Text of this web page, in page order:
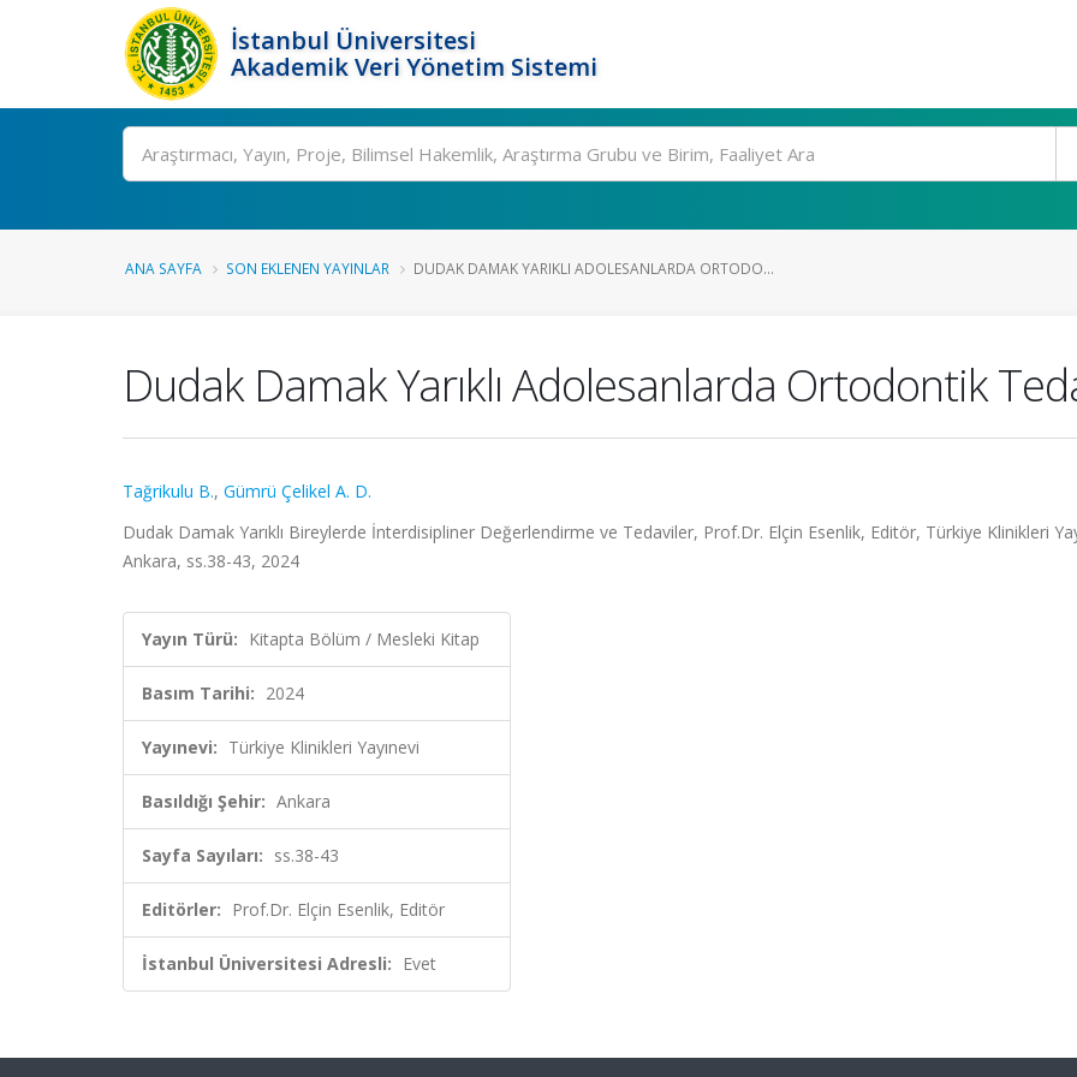
İstanbul Üniversitesi
Akademik Veri Yönetim Sistemi
Ara
ANA SAYFA SON EKLENEN YAYINLAR DUDAK DAMAK YARIKLI ADOLESANLARDA ORTODO...
Dudak Damak Yarıklı Adolesanlarda Ortodontik
Tağrikulu B., Gümrü Çelikel A. D.
Dudak Damak Yarıklı Bireylerde İnterdisipliner Değerlendirme ve Tedaviler, Prof.Dr. Elçin Esenlik, Editör, Türkiye Klinikleri
Ankara, ss.38-43, 2024
Yayın Türü: Kitapta Bölüm / Mesleki Kitap
Basım Tarihi: 2024
Yayınevi: Türkiye Klinikleri Yayınevi
Basıldığı Şehir: Ankara
Sayfa Sayıları: ss.38-43
Editörler: Prof.Dr. Elçin Esenlik, Editör
İstanbul Üniversitesi Adresli: Evet